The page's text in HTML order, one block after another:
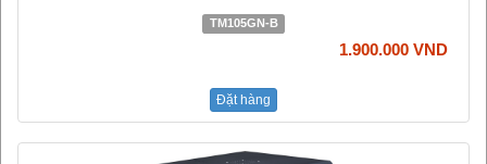
TM105GN-B
1.900.000 VND
Đặt hàng